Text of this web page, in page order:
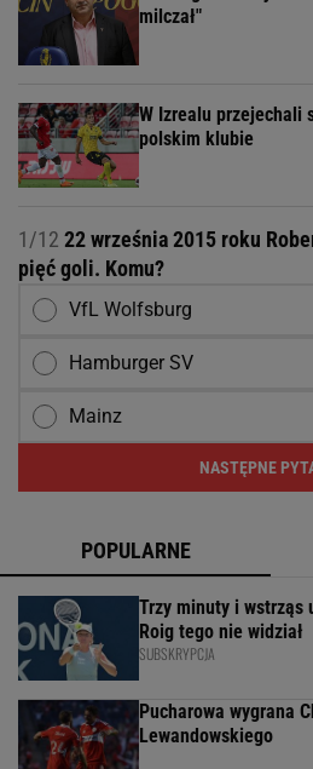
milczał"
W Izrealu przejechali
polskim klubie
1/12 22 września 2015 roku
pięć goli. Komu?
VfL Wolfsburg
Hamburger SV
Mainz
NASTĘPNE
POPULARNE
Trzy minuty i wstrząs
Roig tego nie widział
SUBSKRYPCJA
Pucharowa wygrana
Lewandowskiego